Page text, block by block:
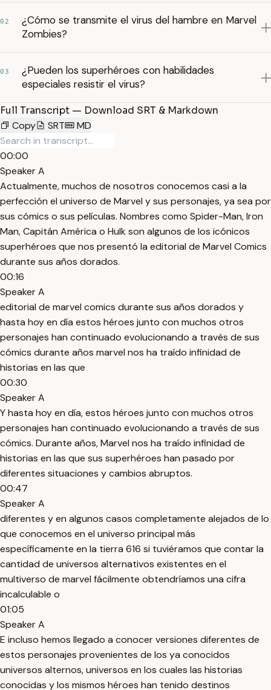
02
¿Cómo se transmite el virus del hambre en Marvel
Zombies?
03
¿Pueden los superhéroes con habilidades
especiales resistir el virus?
Full Transcript — Download SRT & Markdown
Copy
SRT MD
00:00
Speaker A
Actualmente, muchos de nosotros conocemos casi a la
perfección el universo de Marvel y sus personajes, ya sea por
sus cómics o sus películas. Nombres como Spider-Man, Iron
Man, Capitán América o Hulk son algunos de los icónicos
superhéroes que nos presentó la editorial de Marvel Comics
durante sus años dorados.
00:16
Speaker A
editorial de marvel comics durante sus años dorados y
hasta hoy en día estos héroes junto con muchos otros
personajes han continuado evolucionando a través de sus
cómics durante años marvel nos ha traído infinidad de
historias en las que
00:30
Speaker A
Y hasta hoy en día, estos héroes junto con muchos otros
personajes han continuado evolucionando a través de sus
cómics. Durante años, Marvel nos ha traído infinidad de
historias en las que sus superhéroes han pasado por
diferentes situaciones y cambios abruptos.
00:47
Speaker A
diferentes y en algunos casos completamente alejados de lo
que conocemos en el universo principal más
específicamente en la tierra 616 si tuviéramos que contar la
cantidad de universos alternativos existentes en el
multiverso de marvel fácilmente obtendríamos una cifra
incalculable o
01:05
Speaker A
E incluso hemos llegado a conocer versiones diferentes de
estos personajes provenientes de los ya conocidos
universos alternos, universos en los cuales las historias
conocidas y los mismos héroes han tenido destinos